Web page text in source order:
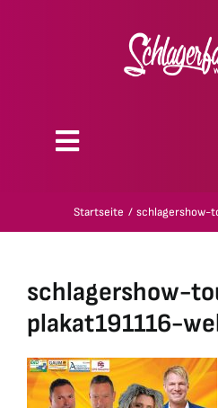
Toggle
Geschenk-Gutscheine
Kollektionen
Startseite schlagershow-
schlagershow-
plakat191116-